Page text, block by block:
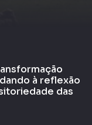
à reflexão
das